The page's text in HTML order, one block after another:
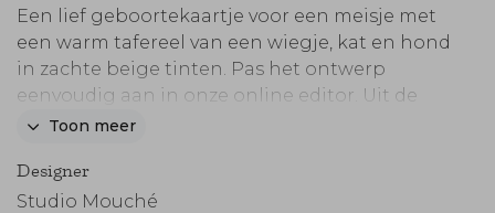
Een lief geboortekaartje voor een meisje met
een warm tafereel van een wiegje, kat en hond
in zachte beige tinten. Pas het ontwerp
eenvoudig aan in onze online editor. Uit de
speciale huisdieren collectie 'Thuis is met jou
Toon meer
Designer
Studio Mouché